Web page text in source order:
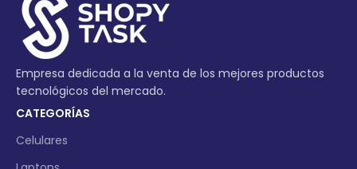
Empresa dedicada a la venta de los mejores productos
tecnológicos del mercado.
CATEGORÍAS
Celulares